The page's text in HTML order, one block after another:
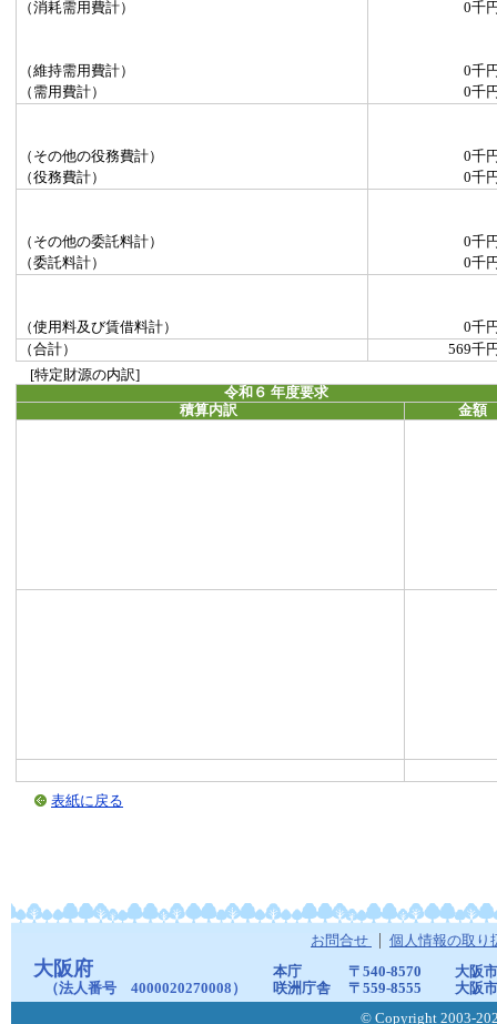
（消耗需用費計） 0千
（維持需用費計）
0千
（需用費計）
0千
（その他の役務費計）
0千
（役務費計）
0千
（その他の委託料計）
0千
（委託料計）
0千
（使用料及び賃借料計）
0千
（合計）
569千
[特定財源の内訳]
令和６ 年度要求
積算内訳
金額
表紙に戻る
お問合せ 個人情報の取り
大阪府
（法人番号 4000020270008）
本庁 〒540-8570
大阪
咲洲庁舎
〒559-8555
大阪
© Copyright 2003-